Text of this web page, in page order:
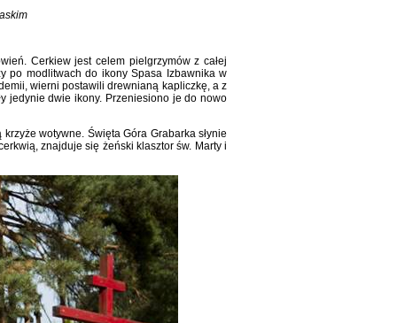
Cerkiew jest celem pielgrzymów z całej
po modlitwach do ikony Spasa Izbawnika w
wierni postawili drewnianą kapliczkę, a z
jedynie dwie ikony. Przeniesiono je do nowo
wotywne. Święta Góra Grabarka słynie
znajduje się żeński klasztor św. Marty i